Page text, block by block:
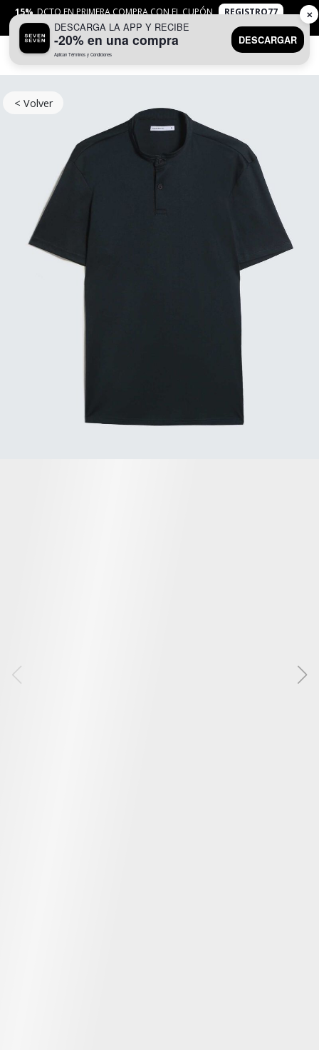
15% DCTO EN PRIMERA COMPRA CON EL CUPÓN
REGISTRO77
APLICANTYC
< Volver
DESCARGA LA APP Y RECIBE
-20% en una compra
Aplican Términos y Condiciones
DESCARGAR
✕